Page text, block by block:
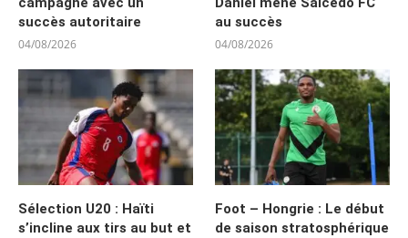
succès autoritaire
04/08/2026
au succès
04/08/2026
Sélection U20 : Haïti
s’incline aux tirs au but et
Foot – Hongrie : Le début
de saison stratosphérique